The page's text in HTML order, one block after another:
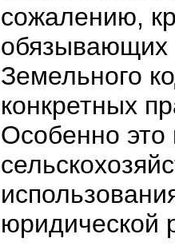
сожалению,
обязывающих
Земельного
конкретных
Особенно это
юридической